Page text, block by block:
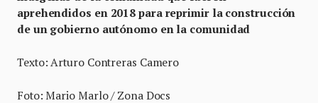
aprehendidos en 2018 para reprimir la construcción
de un gobierno autónomo en la comunidad
Texto: Arturo Contreras Camero
Foto: Mario Marlo / Zona Docs